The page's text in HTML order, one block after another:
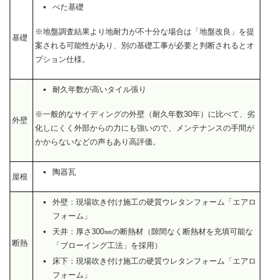
基礎
べた基礎
※地盤調査結果より地耐力が不十分な場合は「地盤改良」を提
案される可能性があり、別の基礎工事が必要と判断されるとオ
プション仕様。
外壁
耐久年数が高いタイル張り
※一般的なサイディングの外壁（耐久年数30年）に比べて、劣
化しにくく外部からの力にも強いので、メンテナンスの手間が
かからないなどの声もあり高評価。
屋根 陶器瓦
断熱
外壁：現場吹き付け施工の硬質ウレタンフォーム「エアロ
フォーム」
天井：厚さ300㎜の断熱材（隙間なく断熱材を充填可能な
「ブローイング工法」を採用）
床下：現場吹き付け施工の硬質ウレタンフォーム「エアロ
フォーム」